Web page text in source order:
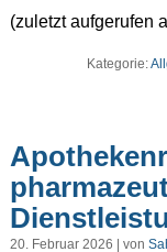
(zuletzt aufgerufen
Kategorie:
20. Februar 2026 | von